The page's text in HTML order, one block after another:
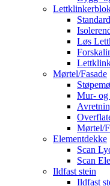
Løs
Mørtel/Fasade
Mur- og
Mørtel/
Elementdekke
Scan
Scan
Ildfast stein
Ildfast